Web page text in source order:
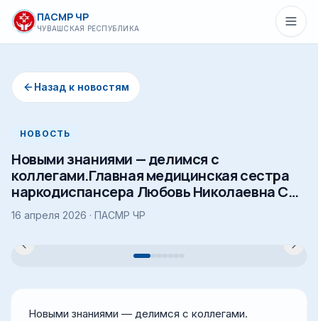
Перейти к основному содержимому
ПАСМР ЧР
ЧУВАШСКАЯ РЕСПУБЛИКА
Назад к новостям
НОВОСТЬ
Новыми знаниями — делимся с
коллегами.Главная медицинская сестра
наркодиспансера Любовь Николаевна С…
16 апреля 2026 · ПАСМР ЧР
Новыми знаниями — делимся с коллегами.